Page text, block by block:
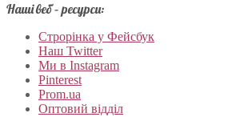
Наші веб – ресурси:
Строрінка у Фейсбук
Наш Twitter
Ми в Instagram
Pinterest
Prom.ua
Оптовий відділ